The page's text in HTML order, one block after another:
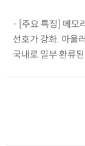
- [주요 특징] 메모
선호가 강화. 아울
국내로 일부 환류